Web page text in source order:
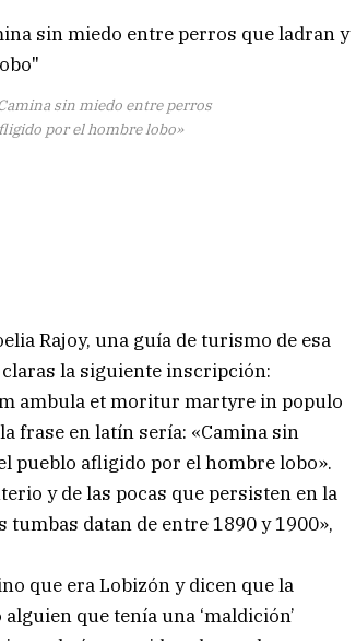
sin miedo entre perros
por el hombre lobo»
Rajoy, una guía de turismo de esa
claras la siguiente inscripción:
ambula et moritur martyre in populo
frase en latín sería: «Camina sin
pueblo afligido por el hombre lobo».
y de las pocas que persisten en la
datan de entre 1890 y 1900»,
que era Lobizón y dicen que la
que tenía una ‘maldición’